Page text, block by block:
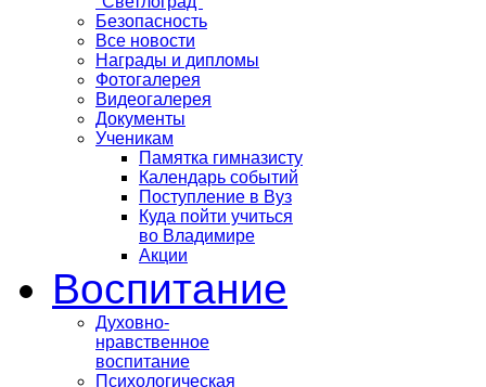
Безопасность
Все новости
Награды и дипломы
Фотогалерея
Видеогалерея
Документы
Ученикам
Памятка гимназисту
Календарь событий
Поступление в Вуз
Куда пойти учиться
во Владимире
Акции
Воспитание
Духовно-
нравственное
воспитание
Психологическая